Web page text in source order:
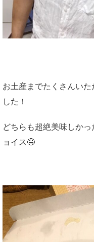
お土産までたくさんい
した！
どちらも超絶美味しか
ョイス🤤